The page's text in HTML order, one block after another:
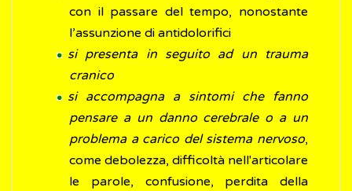
con il passare del tempo, nonostante
l’assunzione di antidolorifici
si presenta in seguito ad un trauma
cranico
si accompagna a sintomi che fanno
pensare a un danno cerebrale o a un
problema a carico del sistema nervoso,
come debolezza, difficoltà nell'articolare
le parole, confusione, perdita della